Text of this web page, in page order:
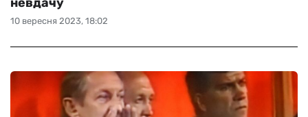
10 вересня 2023, 18:02